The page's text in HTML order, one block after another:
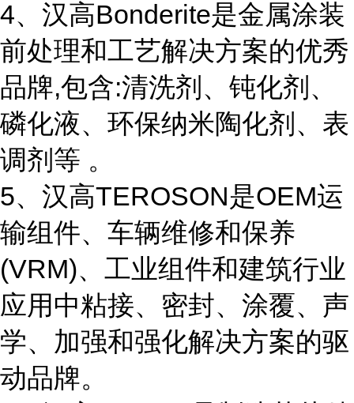
4、汉高Bonderite是金属涂装
前处理和工艺解决方案的优秀
品牌,包含:清洗剂、钝化剂、
磷化液、环保纳米陶化剂、表
调剂等 。
5、汉高TEROSON是OEM运
输组件、车辆维修和保养
(VRM)、工业组件和建筑行业
应用中粘接、密封、涂覆、声
学、加强和强化解决方案的驱
动品牌。